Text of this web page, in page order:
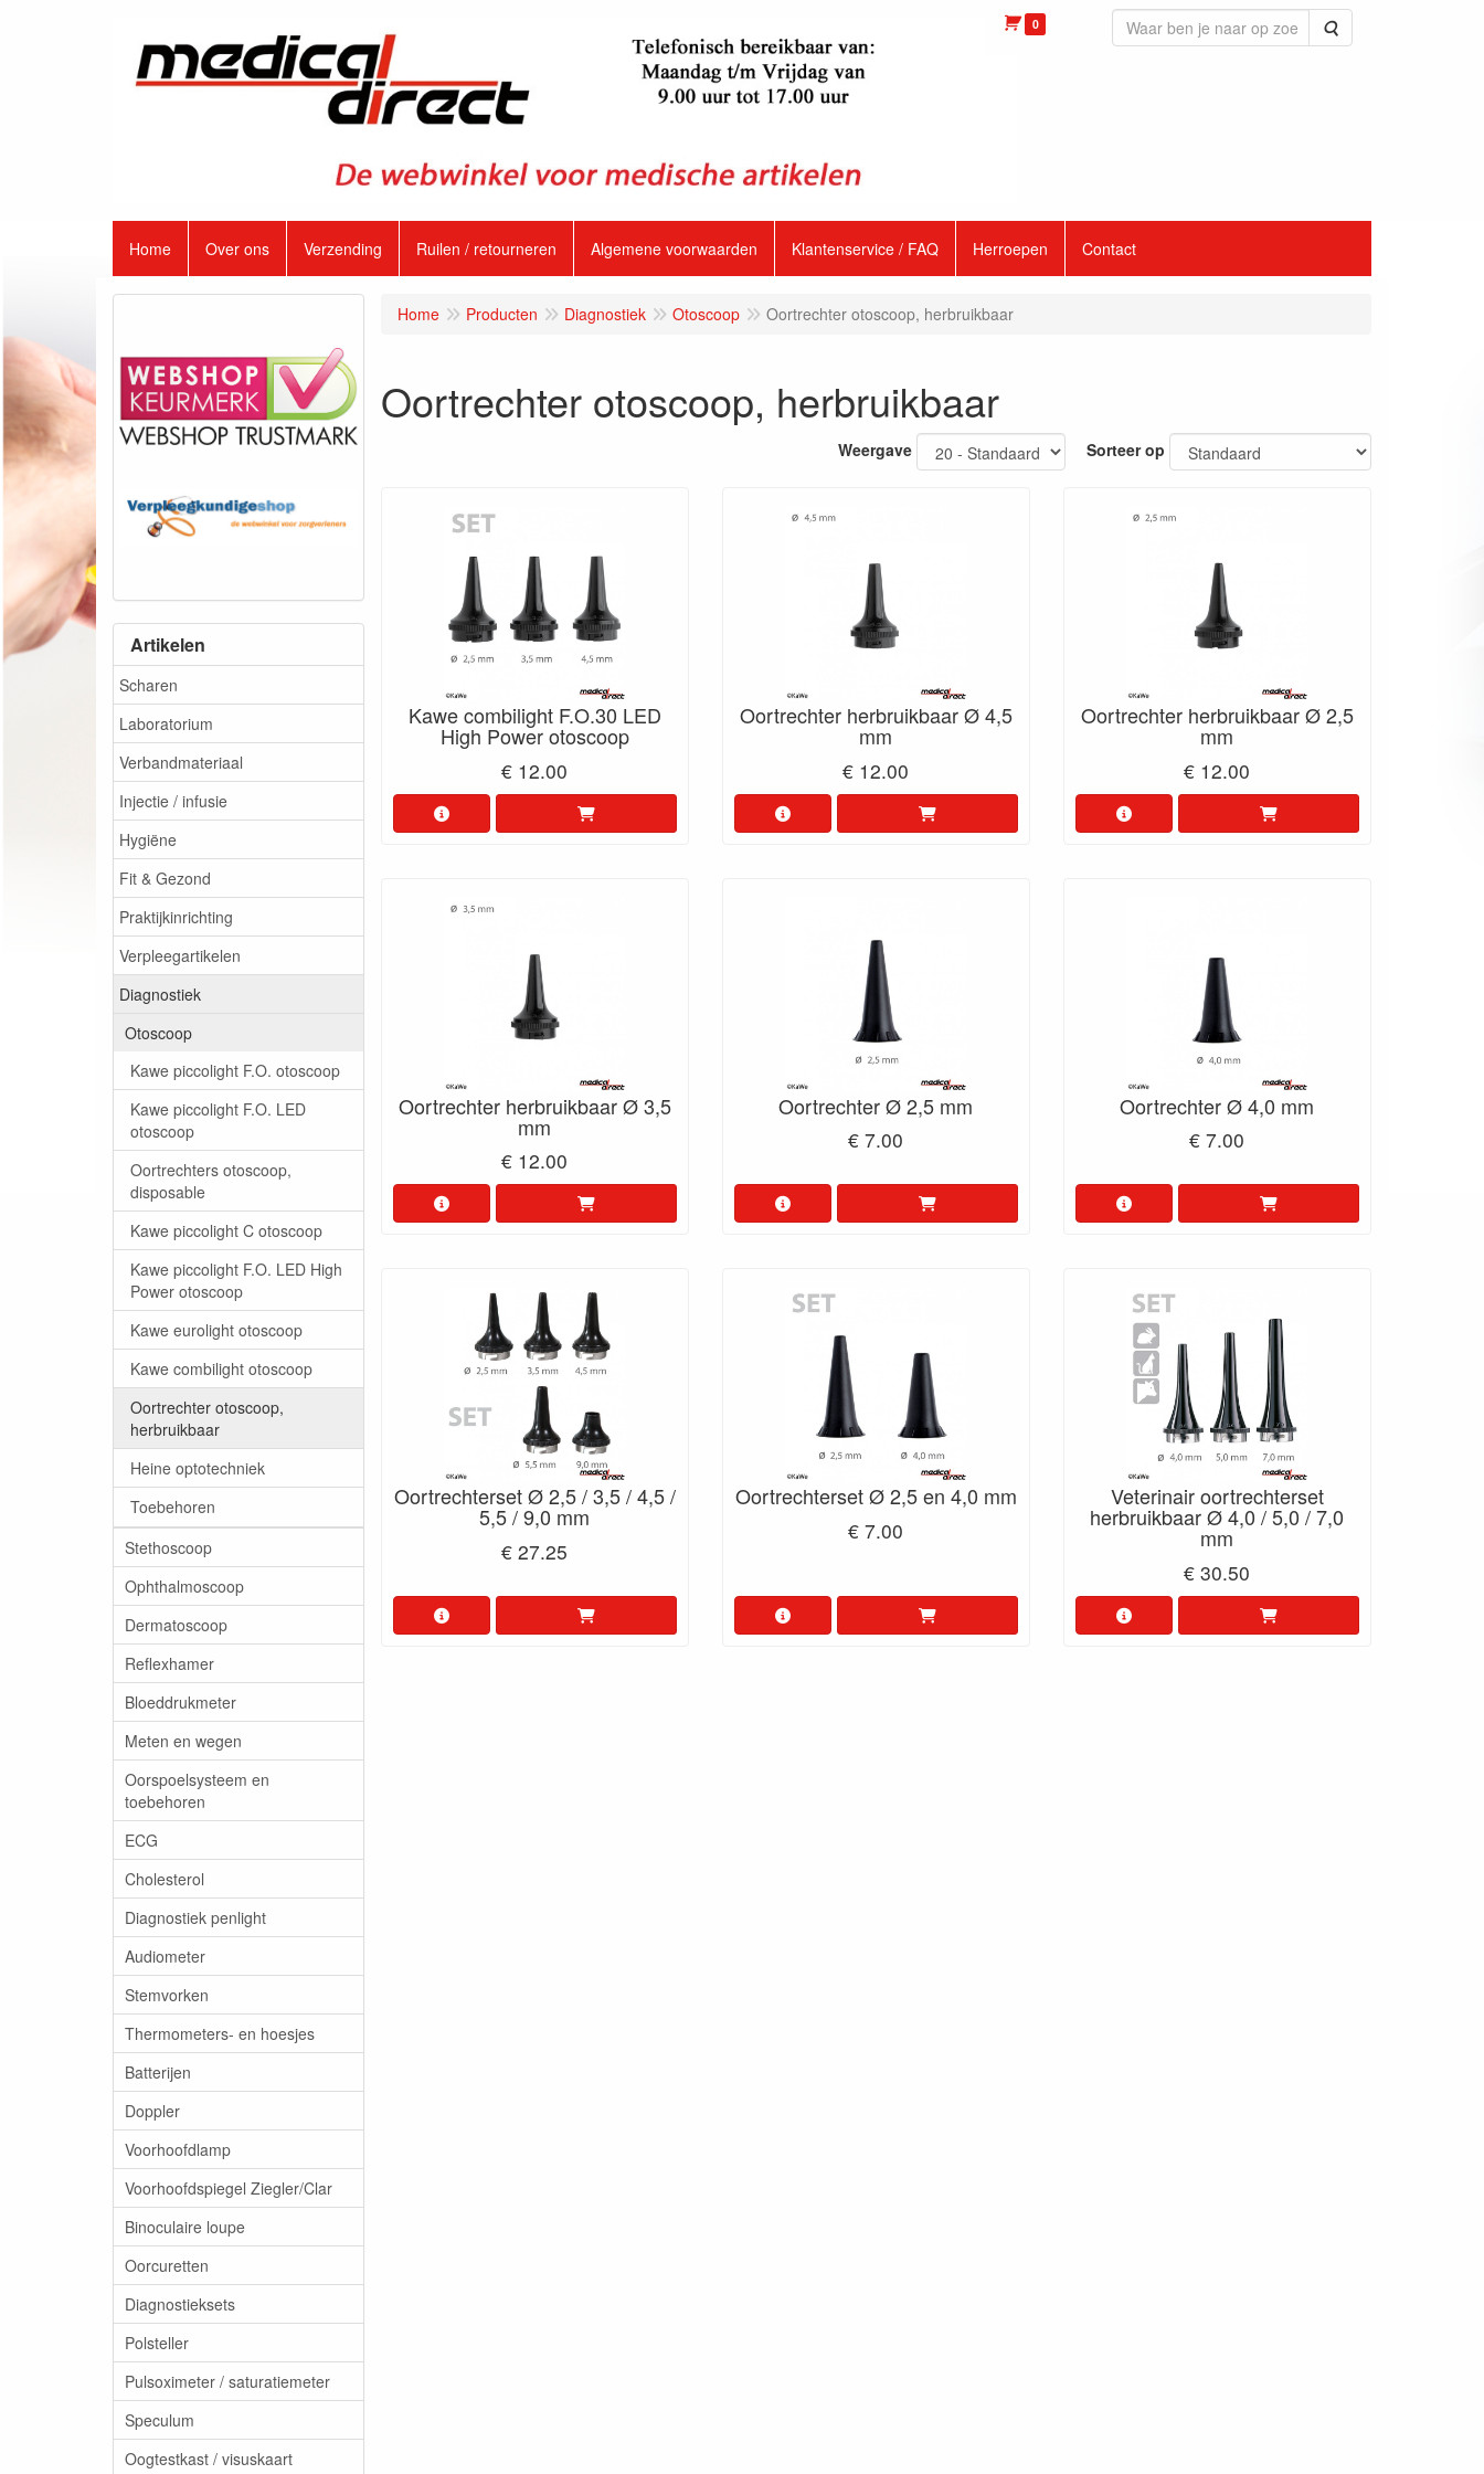
0 Zoeken
Home Over ons Verzending Ruilen / retourneren Algemene voorwaarden Klantenservice / FAQ Herroepen Contact
Artikelen
Scharen
Laboratorium
Verbandmateriaal
Injectie / infusie
Hygiëne
Fit & Gezond
Praktijkinrichting
Verpleegartikelen
Diagnostiek
Otoscoop
Kawe piccolight F.O. otoscoop
Kawe piccolight F.O. LED
otoscoop
Oortrechters otoscoop,
disposable
Kawe piccolight C otoscoop
Kawe piccolight F.O. LED High
Power otoscoop
Kawe eurolight otoscoop
Kawe combilight otoscoop
Oortrechter otoscoop,
herbruikbaar
Heine optotechniek
Toebehoren
Stethoscoop
Ophthalmoscoop
Dermatoscoop
Reflexhamer
Bloeddrukmeter
Meten en wegen
Oorspoelsysteem en
toebehoren
ECG
Cholesterol
Diagnostiek penlight
Audiometer
Stemvorken
Thermometers- en hoesjes
Batterijen
Doppler
Voorhoofdlamp
Voorhoofdspiegel Ziegler/Clar
Binoculaire loupe
Oorcuretten
Diagnostieksets
Polsteller
Pulsoximeter / saturatiemeter
Speculum
Oogtestkast / visuskaart
Home Producten Diagnostiek Otoscoop Oortrechter otoscoop, herbruikbaar
Oortrechter otoscoop, herbruikbaar
Weergave Sorteer op
Kawe combilight F.O.30 LED
High Power otoscoop
€ 12.00
Oortrechter herbruikbaar Ø 4,5
mm
€ 12.00
Oortrechter herbruikbaar Ø 2,5
mm
€ 12.00
Oortrechter herbruikbaar Ø 3,5
mm
€ 12.00
Oortrechter Ø 2,5 mm
€ 7.00
Oortrechter Ø 4,0 mm
€ 7.00
Oortrechterset Ø 2,5 / 3,5 / 4,5 /
5,5 / 9,0 mm
€ 27.25
Oortrechterset Ø 2,5 en 4,0 mm
€ 7.00
Veterinair oortrechterset
herbruikbaar Ø 4,0 / 5,0 / 7,0
mm
€ 30.50